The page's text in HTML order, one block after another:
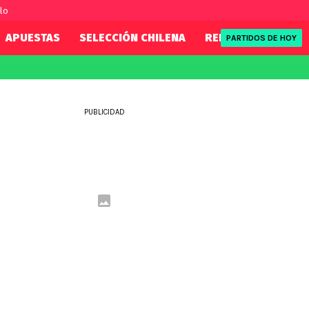
APUESTAS SELECCIÓN CHILENA REDSPORT
PARTIDOS DE HOY
PUBLICIDAD